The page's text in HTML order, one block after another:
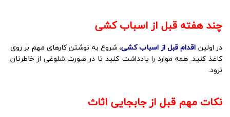
چند هفته قبل از اسباب کشی
در اولین اقدام قبل از اسباب کشی، شروع به نوشتن کارهای مهم بر روی
کاغذ کنید. همه موارد را یادداشت کنید تا در صورت شلوغی از خاطرتان
نرود.
نکات مهم قبل از جابجایی اثاث